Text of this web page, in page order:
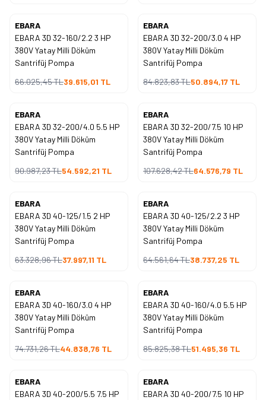
Yeni
%40
EBARA
EBARA 3D 32-160/2.2 3 HP
380V Yatay Milli Döküm
Santrifüj Pompa
66.025,45TL39.615,01 TL
Yeni
%40
EBARA
EBARA 3D 32-200/3.0 4 HP
380V Yatay Milli Döküm
Santrifüj Pompa
84.823,83TL50.894,17 TL
Yeni
%40
EBARA
EBARA 3D 32-200/4.0 5.5 HP
380V Yatay Milli Döküm
Santrifüj Pompa
90.987,23TL54.592,21 TL
Yeni
%40
EBARA
EBARA 3D 32-200/7.5 10 HP
380V Yatay Milli Döküm
Santrifüj Pompa
107.628,42TL64.576,79 TL
Yeni
%40
EBARA
EBARA 3D 40-125/1.5 2 HP
380V Yatay Milli Döküm
Santrifüj Pompa
63.328,96TL37.997,11 TL
Yeni
%40
EBARA
EBARA 3D 40-125/2.2 3 HP
380V Yatay Milli Döküm
Santrifüj Pompa
64.561,64TL38.737,25 TL
Yeni
%40
EBARA
EBARA 3D 40-160/3.0 4 HP
380V Yatay Milli Döküm
Santrifüj Pompa
74.731,26TL44.838,76 TL
Yeni
%40
EBARA
EBARA 3D 40-160/4.0 5.5 HP
380V Yatay Milli Döküm
Santrifüj Pompa
85.825,38TL51.495,36 TL
Yeni
%40
EBARA
EBARA 3D 40-200/5.5 7.5 HP
Yeni
%40
EBARA
EBARA 3D 40-200/7.5 10 HP